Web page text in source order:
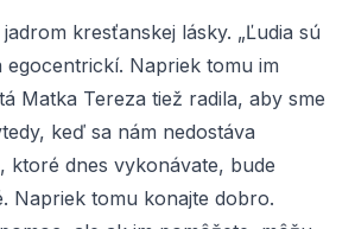
kresťanskej lásky. „Ľudia sú
egocentrickí. Napriek tomu im
Matka Tereza tiež radila, aby sme
keď sa nám nedostáva
ktoré dnes vykonávate, bude
Napriek tomu konajte dobro.